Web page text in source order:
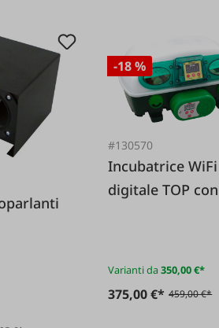
-18 %
#130570
Incubatrice WiFi
digitale TOP con
Varianti da350,00 €*
375,00 €* 459,00 €*